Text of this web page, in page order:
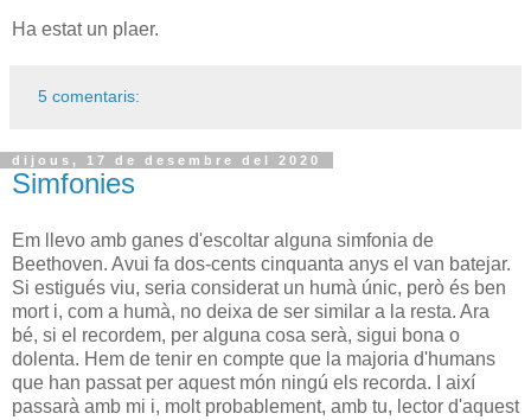
Ha estat un plaer.
5 comentaris:
dijous, 17 de desembre del 2020
Simfonies
Em llevo amb ganes d'escoltar alguna simfonia de
Beethoven. Avui fa dos-cents cinquanta anys el van batejar.
Si estigués viu, seria considerat un humà únic, però és ben
mort i, com a humà, no deixa de ser similar a la resta. Ara
bé, si el recordem, per alguna cosa serà, sigui bona o
dolenta. Hem de tenir en compte que la majoria d'humans
que han passat per aquest món ningú els recorda. I així
passarà amb mi i, molt probablement, amb tu, lector d'aquest